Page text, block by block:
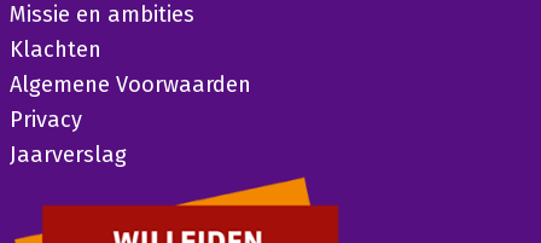
Missie en ambities
Klachten
Algemene Voorwaarden
Privacy
Jaarverslag